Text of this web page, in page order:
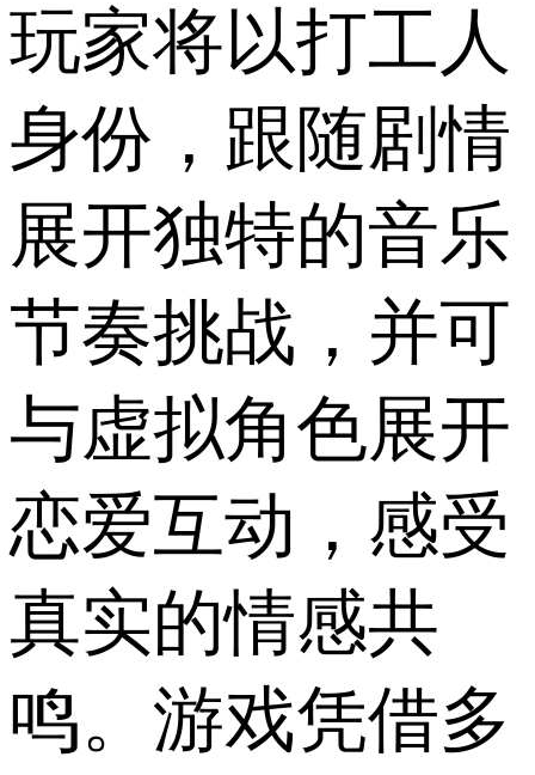
玩家将以打工人
身份，跟随剧情
展开独特的音乐
节奏挑战，并可
与虚拟角色展开
恋爱互动，感受
真实的情感共
鸣。游戏凭借多